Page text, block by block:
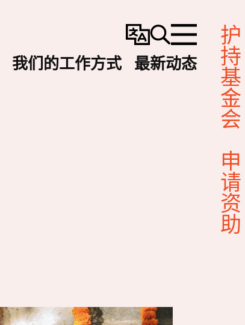
变
搜
寻
选
单
我们的工作方式 最新动态 护持基金会
申请资助